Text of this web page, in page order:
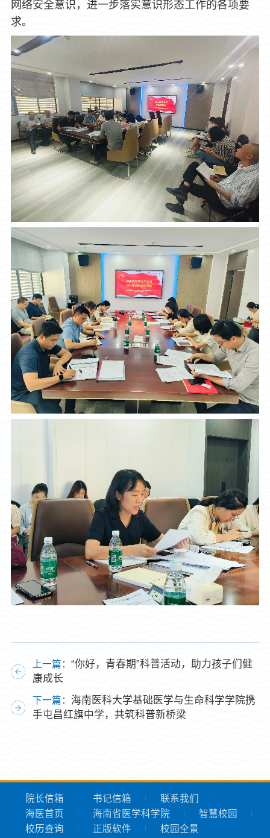
网络安全意识，进一步落实意识形态工作的各项要
求。
上一篇： “你好，青春期”科普活动，助力孩子们健
康成长
下一篇： 海南医科大学基础医学与生命科学学院携
手屯昌红旗中学，共筑科普新桥梁
院长信箱 书记信箱
联系我们
海医首页
海南省医学科学院
智慧校园
校历查询
正版软件 校园全景